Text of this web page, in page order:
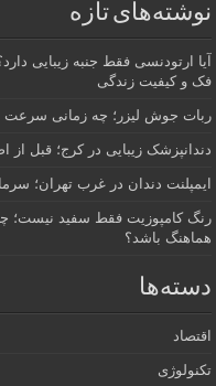
نوشته‌های تازه
آیا ارتودنسی فقط جنبه زیبایی
فک و کیفیت زندگی
ربات جوش لیزر؛ چه زمانی سرعت
دندانپزشک زیبایی در کرج؛ قبل از
ایمپلنت دندان در غرب تهران؛
رنگ کامپوزیت فقط سفید نیست؛
هماهنگ باشد؟
دسته‌ها
اقتصاد
تکنولوژی